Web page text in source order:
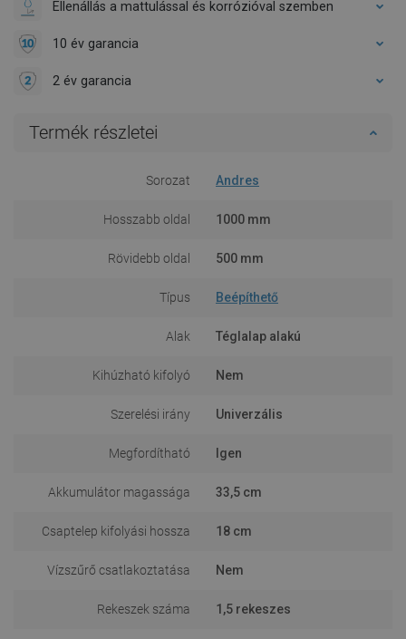
Ellenállás a mattulással és korrózióval szemben
10 év garancia
2 év garancia
Termék részletei
Sorozat Andres
Hosszabb oldal 1000 mm
Rövidebb oldal 500 mm
Típus Beépíthető
Alak Téglalap alakú
Kihúzható kifolyó Nem
Szerelési irány Univerzális
Megfordítható Igen
Akkumulátor magassága 33,5 cm
Csaptelep kifolyási hossza 18 cm
Vízszűrő csatlakoztatása Nem
Rekeszek száma 1,5 rekeszes